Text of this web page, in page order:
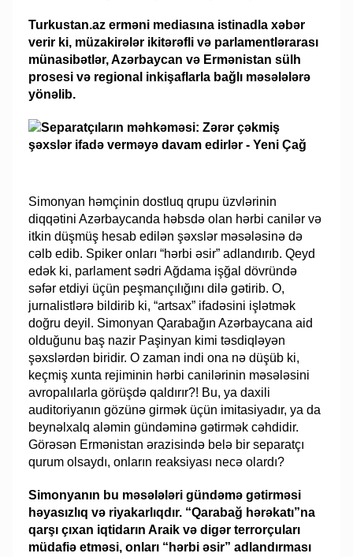
Turkustan.az erməni mediasına istinadla xəbər
verir ki, müzakirələr ikitərəfli və parlamentlərarası
münasibətlər, Azərbaycan və Ermənistan sülh
prosesi və regional inkişaflarla bağlı məsələlərə
yönəlib.
Simonyan həmçinin dostluq qrupu üzvlərinin
diqqətini Azərbaycanda həbsdə olan hərbi canilər və
itkin düşmüş hesab edilən şəxslər məsələsinə də
cəlb edib. Spiker onları “hərbi əsir” adlandırıb. Qeyd
edək ki, parlament sədri Ağdama işğal dövründə
səfər etdiyi üçün peşmançılığını dilə gətirib. O,
jurnalistlərə bildirib ki, “artsax” ifadəsini işlətmək
doğru deyil. Simonyan Qarabağın Azərbaycana aid
olduğunu baş nazir Paşinyan kimi təsdiqləyən
şəxslərdən biridir. O zaman indi ona nə düşüb ki,
keçmiş xunta rejiminin hərbi canilərinin məsələsini
avropalılarla görüşdə qaldırır?! Bu, ya daxili
auditoriyanın gözünə girmək üçün imitasiyadır, ya da
beynəlxalq aləmin gündəminə gətirmək cəhdidir.
Görəsən Ermənistan ərazisində belə bir separatçı
qurum olsaydı, onların reaksiyası necə olardı?
Simonyanın bu məsələləri gündəmə gətirməsi
həyasızlıq və riyakarlıqdır. “Qarabağ hərəkatı”na
qarşı çıxan iqtidarın Araik və digər terrorçuları
müdafiə etməsi, onları “hərbi əsir” adlandırması